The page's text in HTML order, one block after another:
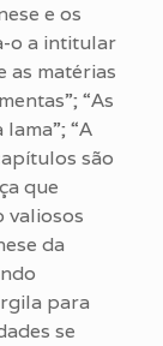
e os
o a intitular
as matérias
“As
“A
são
que
valiosos
da
para
se